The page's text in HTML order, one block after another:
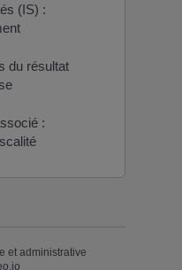
(IS) :
du résultat
:
et administrative